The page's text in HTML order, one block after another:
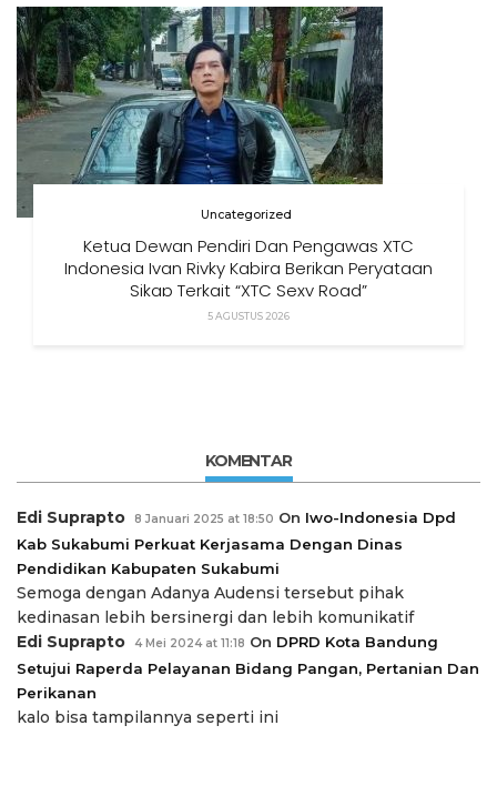
Uncategorized
Ketua Dewan Pendiri Dan Pengawas XTC
Indonesia Ivan Rivky Kabira Berikan Peryataan
Sikap Terkait “XTC Sexy Road”
5 AGUSTUS 2026
KOMENTAR
Edi Suprapto 8 Januari 2025 at 18:50 On Iwo-Indonesia Dpd
Kab Sukabumi Perkuat Kerjasama Dengan Dinas
Pendidikan Kabupaten Sukabumi
Semoga dengan Adanya Audensi tersebut pihak
kedinasan lebih bersinergi dan lebih komunikatif
Edi Suprapto
4 Mei 2024 at 11:18 On DPRD Kota Bandung
Setujui Raperda Pelayanan Bidang Pangan, Pertanian Dan
Perikanan
kalo bisa tampilannya seperti ini